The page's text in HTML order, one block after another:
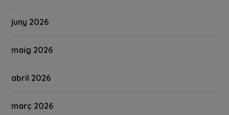
juny 2026
maig 2026
abril 2026
març 2026